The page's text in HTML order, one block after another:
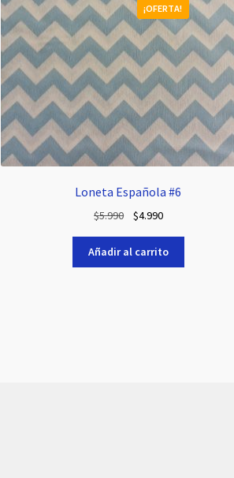
Loneta Española #6
¡OFERTA!
$5.990
El
original
era:
$4.990El
actual
es:
Añadir al carrito